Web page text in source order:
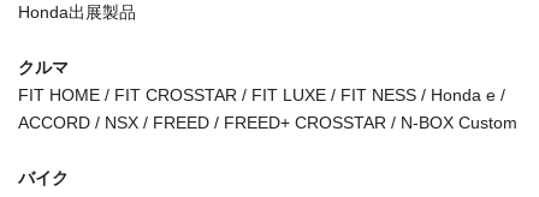
Honda出展製品
クルマ
FIT HOME / FIT CROSSTAR / FIT LUXE / FIT NESS / Honda e /
ACCORD / NSX / FREED / FREED+ CROSSTAR / N-BOX Custom
バイク